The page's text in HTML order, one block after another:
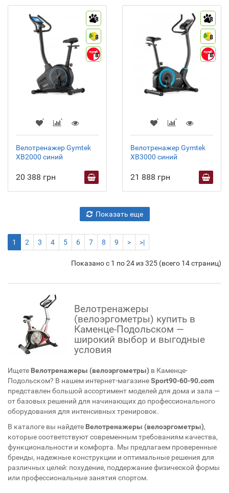
8
8
8
Велотренажер Gymtek
XB2000 синий
20 388 грн
8
8
8
Велотренажер Gymtek
XB3000 синий
21 888 грн
Показать еще
1 2 3 4 5 6 7 8 9 > >|
Показано с 1 по 24 из 325 (всего 14 страниц)
Велотренажеры
(велоэргометры) купить в
Каменце-Подольском —
широкий выбор и выгодные
условия
Ищете Велотренажеры (велоэргометры) в Каменце-
Подольском? В нашем интернет-магазинеSport90-60-90.com
представлен большой ассортимент моделей для дома и зала —
от базовых решений для начинающих до профессионального
оборудования для интенсивных тренировок.
В каталоге вы найдете Велотренажеры (велоэргометры),
которые соответствуют современным требованиям качества,
функциональности и комфорта. Мы предлагаем проверенные
бренды, надежные конструкции и оптимальные решения для
различных целей: похудение, поддержание физической формы
или профессиональные занятия спортом.